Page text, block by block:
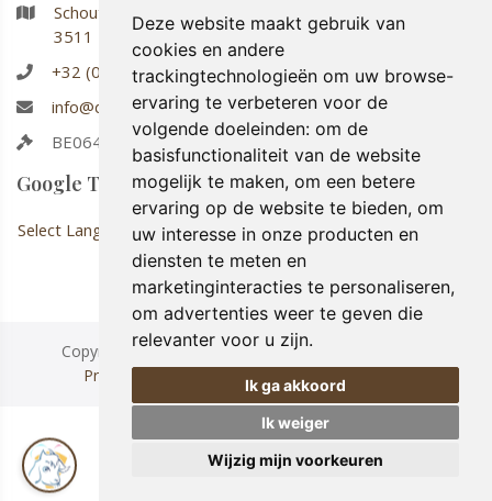
Deze website maakt gebruik van
cookies en andere
trackingtechnologieën om uw browse-
ervaring te verbeteren voor de
volgende doeleinden: om de
basisfunctionaliteit van de website
mogelijk te maken, om een betere
ervaring op de website te bieden, om
uw interesse in onze producten en
diensten te meten en
marketinginteracties te personaliseren,
om advertenties weer te geven die
relevanter voor u zijn.
Ik ga akkoord
Ik weiger
Wijzig mijn voorkeuren
Schouterveld 50
3511 Kuringen
+32 (0)486 91 22 63
info@deijsboetiek.be
BE0642.720.812
Google Translate
Select Language
Copyright © 2026 De IJsboetiek. All Rights Reserved.
Privacy & Cookies
UP-TO-DATE WebDesign